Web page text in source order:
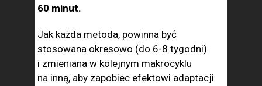
60 minut.
Jak każda metoda, powinna być
stosowana okresowo (do 6-8 tygodni)
i zmieniana w kolejnym makrocyklu
na inną, aby zapobiec efektowi adaptacji